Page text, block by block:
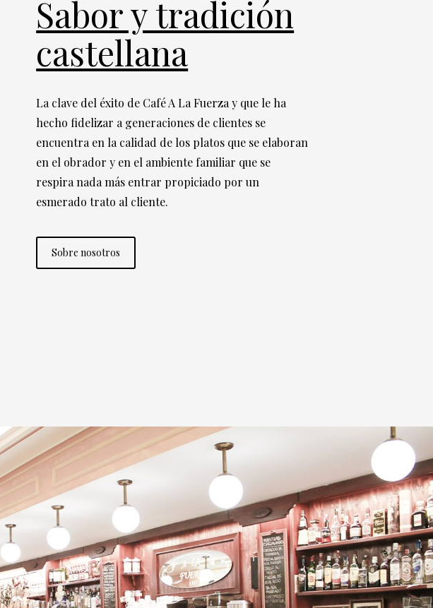
Sabor y tradición
castellana
La clave del éxito de Café A La Fuerza y que le ha
hecho fidelizar a generaciones de clientes se
encuentra en la calidad de los platos que se elaboran
en el obrador y en el ambiente familiar que se
respira nada más entrar propiciado por un
esmerado trato al cliente.
Sobre nosotros